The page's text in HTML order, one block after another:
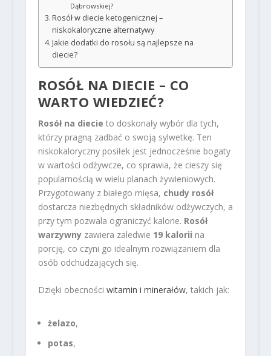
Dąbrowskiej?
Rosół w diecie ketogenicznej –
niskokaloryczne alternatywy
Jakie dodatki do rosołu są najlepsze na
diecie?
ROSÓŁ NA DIECIE – CO
WARTO WIEDZIEĆ?
Rosół na diecie to doskonały wybór dla tych,
którzy pragną zadbać o swoją sylwetkę. Ten
niskokaloryczny posiłek jest jednocześnie bogaty
w wartości odżywcze, co sprawia, że cieszy się
popularnością w wielu planach żywieniowych.
Przygotowany z białego mięsa, chudy rosół
dostarcza niezbędnych składników odżywczych, a
przy tym pozwala ograniczyć kalorie. Rosół
warzywnyzawiera zaledwie 19 kalorii na
porcję, co czyni go idealnym rozwiązaniem dla
osób odchudzających się.
Dzięki obecności witamin i minerałów, takich jak:
żelazo,
potas,